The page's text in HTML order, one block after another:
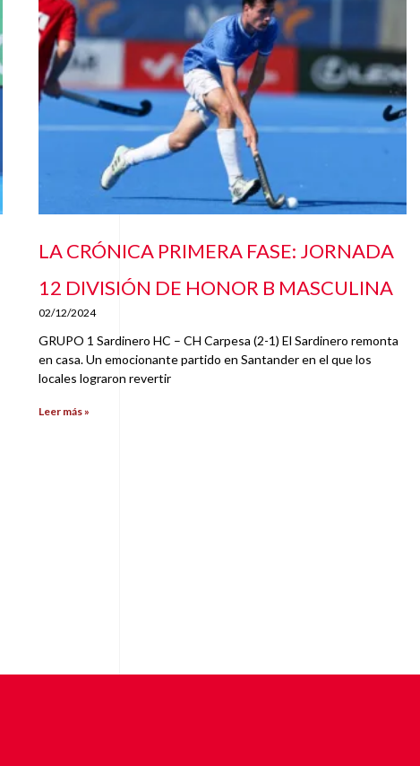
LA CRÓNICA PRIMERA FASE: JORNADA
12 DIVISIÓN DE HONOR B MASCULINA
02/12/2024
GRUPO 1 Sardinero HC – CH Carpesa (2-1) El Sardinero remonta
en casa. Un emocionante partido en Santander en el que los
locales lograron revertir
Leer más »